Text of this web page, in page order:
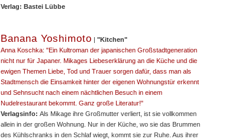
Verlag: Bastei Lübbe
Banana Yoshimoto | "Kitchen"
Anna Koschka: "Ein Kultroman der japanischen Großstadtgeneration
nicht nur für Japaner. Mikages Liebeserklärung an die Küche und die
ewigen Themen Liebe, Tod und Trauer sorgen dafür, dass man als
Stadtmensch die Einsamkeit hinter der eigenen Wohnungstür erkennt
und Sehnsucht nach einem nächtlichen Besuch in einem
Nudelrestaurant bekommt. Ganz große Literatur!"
Verlagsinfo: Als Mikage ihre Großmutter verliert, ist sie vollkommen
allein in der großen Wohnung. Nur in der Küche, wo sie das Brummen
des Kühlschranks in den Schlaf wiegt, kommt sie zur Ruhe. Aus ihrer